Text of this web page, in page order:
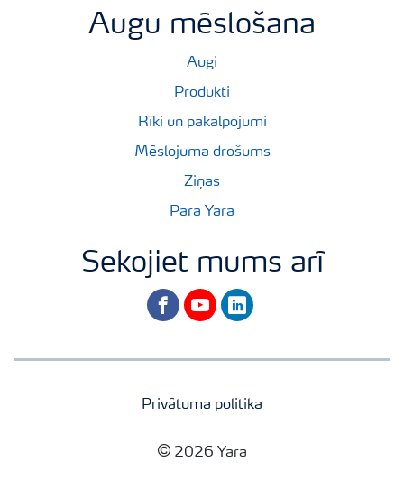
Augu mēslošana
Augi
Produkti
Rīki un pakalpojumi
Mēslojuma drošums
Ziņas
Para Yara
Sekojiet mums arī
facebookyoutubelinkedin
Privātuma politika
2026 Yara